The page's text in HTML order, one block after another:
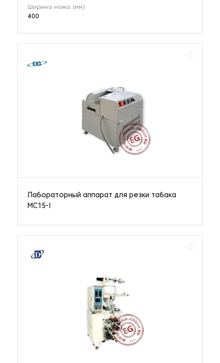
Ширина ножа (мм)
400
Лабораторный аппарат для резки табака
MC15-I